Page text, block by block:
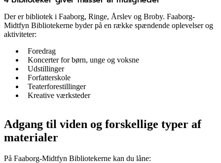
Der er bibliotek i Faaborg, Ringe, Årslev og Broby. Faaborg-
Midtfyn Bibliotekerne byder på en række spændende oplevelser og
aktiviteter:
Foredrag
Koncerter for børn, unge og voksne
Udstillinger
Forfatterskole
Teaterforestillinger
Kreative værksteder
Adgang til viden og forskellige typer af
materialer
På Faaborg-Midtfyn Bibliotekerne kan du låne: